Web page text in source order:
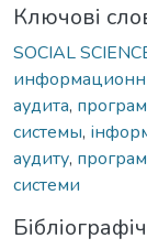
Ключові
SOCIAL
аудита,
системы,
аудиту,
системи